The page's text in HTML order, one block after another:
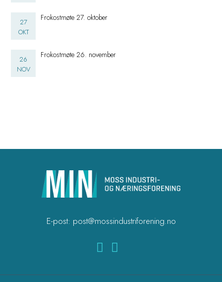
27
OKT
Frokostmøte 27. oktober
26
NOV
Frokostmøte 26. november
E-post: post@mossindustriforening.no